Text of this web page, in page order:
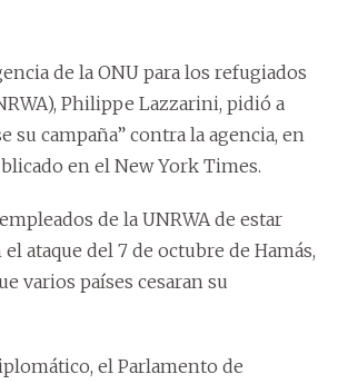
de la ONU para los refugiados
Philippe Lazzarini, pidió a
su campaña” contra la agencia, en
en el New York Times.
de la UNRWA de estar
ataque del 7 de octubre de Hamás,
varios países cesaran su
el Parlamento de